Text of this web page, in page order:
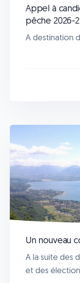
Appel à
pêche 2026-
A destination
Un nouveau
A la suite des
et des